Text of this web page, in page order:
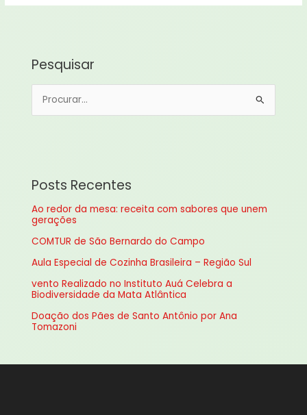
Pesquisar
i
s
p
o
:
Posts Recentes
Ao redor da mesa: receita com sabores que unem
gerações
COMTUR de São Bernardo do Campo
Aula Especial de Cozinha Brasileira – Região Sul
vento Realizado no Instituto Auá Celebra a
Biodiversidade da Mata Atlântica
Doação dos Pães de Santo Antônio por Ana
Tomazoni